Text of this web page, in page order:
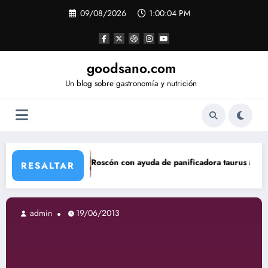
09/08/2026 1:00:05 PM
goodsano.com
Un blog sobre gastronomía y nutrición
RESALTAR
Roscón con ayuda de panificadora taurus My Bread Tartas
19/06/2013